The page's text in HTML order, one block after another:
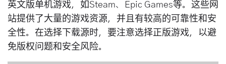
英文版单机游戏，如Steam、Epic Games等。这些网
站提供了大量的游戏资源，并且有较高的可靠性和安
全性。在选择下载源时，要注意选择正版游戏，以避
免版权问题和安全风险。